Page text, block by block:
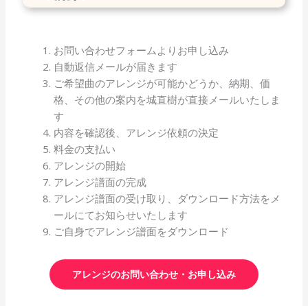
お問い合わせフォームよりお申し込み
自動返信メールが届きます
ご希望曲のアレンジが可能かどうか、納期、価
格、その他の案内を城直樹が直接メールいたしま
す
内容を確認後、アレンジ依頼の決定
料金の支払い
アレンジの開始
アレンジ譜面の完成
アレンジ譜面の受け取り、ダウンロード方法をメ
ールにてお知らせいたします
ご自身でアレンジ譜面をダウンロード
アレンジのお問い合わせ・お申し込み